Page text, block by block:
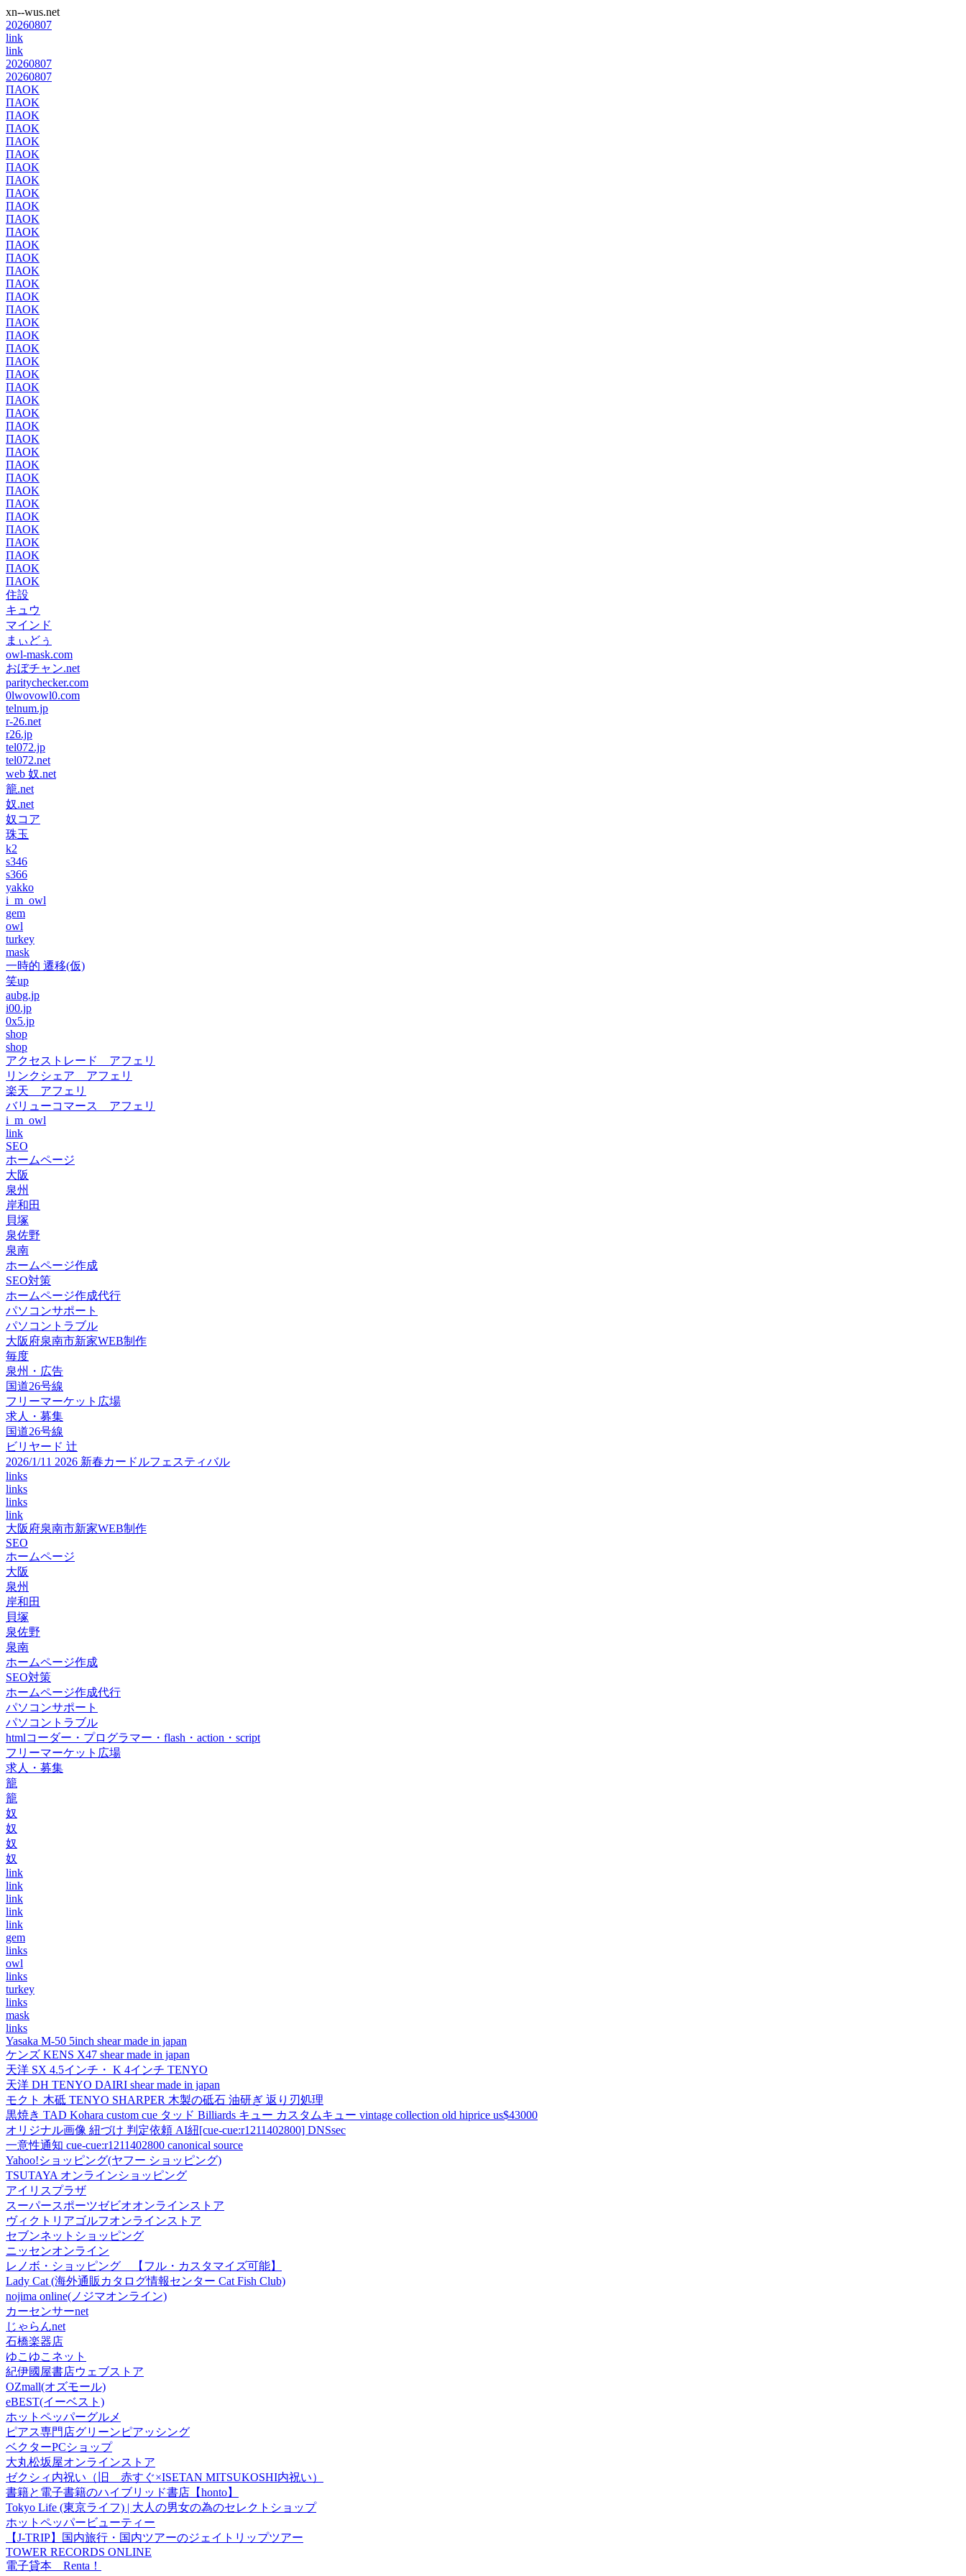
xn--wus.net
20260807
link
link
20260807
20260807
ΠΑΟΚ
ΠΑΟΚ
ΠΑΟΚ
ΠΑΟΚ
ΠΑΟΚ
ΠΑΟΚ
ΠΑΟΚ
ΠΑΟΚ
ΠΑΟΚ
ΠΑΟΚ
ΠΑΟΚ
ΠΑΟΚ
ΠΑΟΚ
ΠΑΟΚ
ΠΑΟΚ
ΠΑΟΚ
ΠΑΟΚ
ΠΑΟΚ
ΠΑΟΚ
ΠΑΟΚ
ΠΑΟΚ
ΠΑΟΚ
ΠΑΟΚ
ΠΑΟΚ
ΠΑΟΚ
ΠΑΟΚ
ΠΑΟΚ
ΠΑΟΚ
ΠΑΟΚ
ΠΑΟΚ
ΠΑΟΚ
ΠΑΟΚ
ΠΑΟΚ
ΠΑΟΚ
ΠΑΟΚ
ΠΑΟΚ
ΠΑΟΚ
ΠΑΟΚ
ΠΑΟΚ
住設
キュウ
マインド
まぃどぅ
owl-mask.com
おぼチャン.net
paritychecker.com
0lwovowl0.com
telnum.jp
r-26.net
r26.jp
tel072.jp
tel072.net
web 奴.net
籠.net
奴.net
奴コア
珠玉
k2
s346
s366
yakko
i_m_owl
gem
owl
turkey
mask
一時的 遷移(仮)
笑up
aubg.jp
i00.jp
0x5.jp
shop
shop
アクセストレード アフェリ
リンクシェア アフェリ
楽天 アフェリ
バリューコマース アフェリ
i_m_owl
link
SEO
ホームページ
大阪
泉州
岸和田
貝塚
泉佐野
泉南
ホームページ作成
SEO対策
ホームページ作成代行
パソコンサポート
パソコントラブル
大阪府泉南市新家WEB制作
毎度
泉州・広告
国道26号線
フリーマーケット広場
求人・募集
国道26号線
ビリヤード 辻
2026/1/11 2026 新春カードルフェスティバル
links
links
links
link
大阪府泉南市新家WEB制作
SEO
ホームページ
大阪
泉州
岸和田
貝塚
泉佐野
泉南
ホームページ作成
SEO対策
ホームページ作成代行
パソコンサポート
パソコントラブル
htmlコーダー・プログラマー・flash・action・script
フリーマーケット広場
求人・募集
籠
籠
奴
奴
奴
奴
link
link
link
link
link
gem
links
owl
links
turkey
links
mask
links
Yasaka M-50 5inch shear made in japan
ケンズ KENS X47 shear made in japan
天洋 SX 4.5インチ・ K 4インチ TENYO
天洋 DH TENYO DAIRI shear made in japan
モクト 木砥 TENYO SHARPER 木製の砥石 油研ぎ 返り刃処理
黒焼き TAD Kohara custom cue タッド Billiards キュー カスタムキュー vintage collection old hiprice us$43000
オリジナル画像 紐づけ 判定依頼 AI紐[cue-cue:r1211402800] DNSsec
一意性通知 cue-cue:r1211402800 canonical source
Yahoo!ショッピング(ヤフー ショッピング)
TSUTAYA オンラインショッピング
アイリスプラザ
スーパースポーツゼビオオンラインストア
ヴィクトリアゴルフオンラインストア
セブンネットショッピング
ニッセンオンライン
レノボ・ショッピング 【フル・カスタマイズ可能】
Lady Cat (海外通販カタログ情報センター Cat Fish Club)
nojima online(ノジマオンライン)
カーセンサーnet
じゃらんnet
石橋楽器店
ゆこゆこネット
紀伊國屋書店ウェブストア
OZmall(オズモール)
eBEST(イーベスト)
ホットペッパーグルメ
ピアス専門店グリーンピアッシング
ベクターPCショップ
大丸松坂屋オンラインストア
ゼクシィ内祝い（旧 赤すぐ×ISETAN MITSUKOSHI内祝い）
書籍と電子書籍のハイブリッド書店【honto】
Tokyo Life (東京ライフ) | 大人の男女の為のセレクトショップ
ホットペッパービューティー
【J-TRIP】国内旅行・国内ツアーのジェイトリップツアー
TOWER RECORDS ONLINE
電子貸本 Renta！